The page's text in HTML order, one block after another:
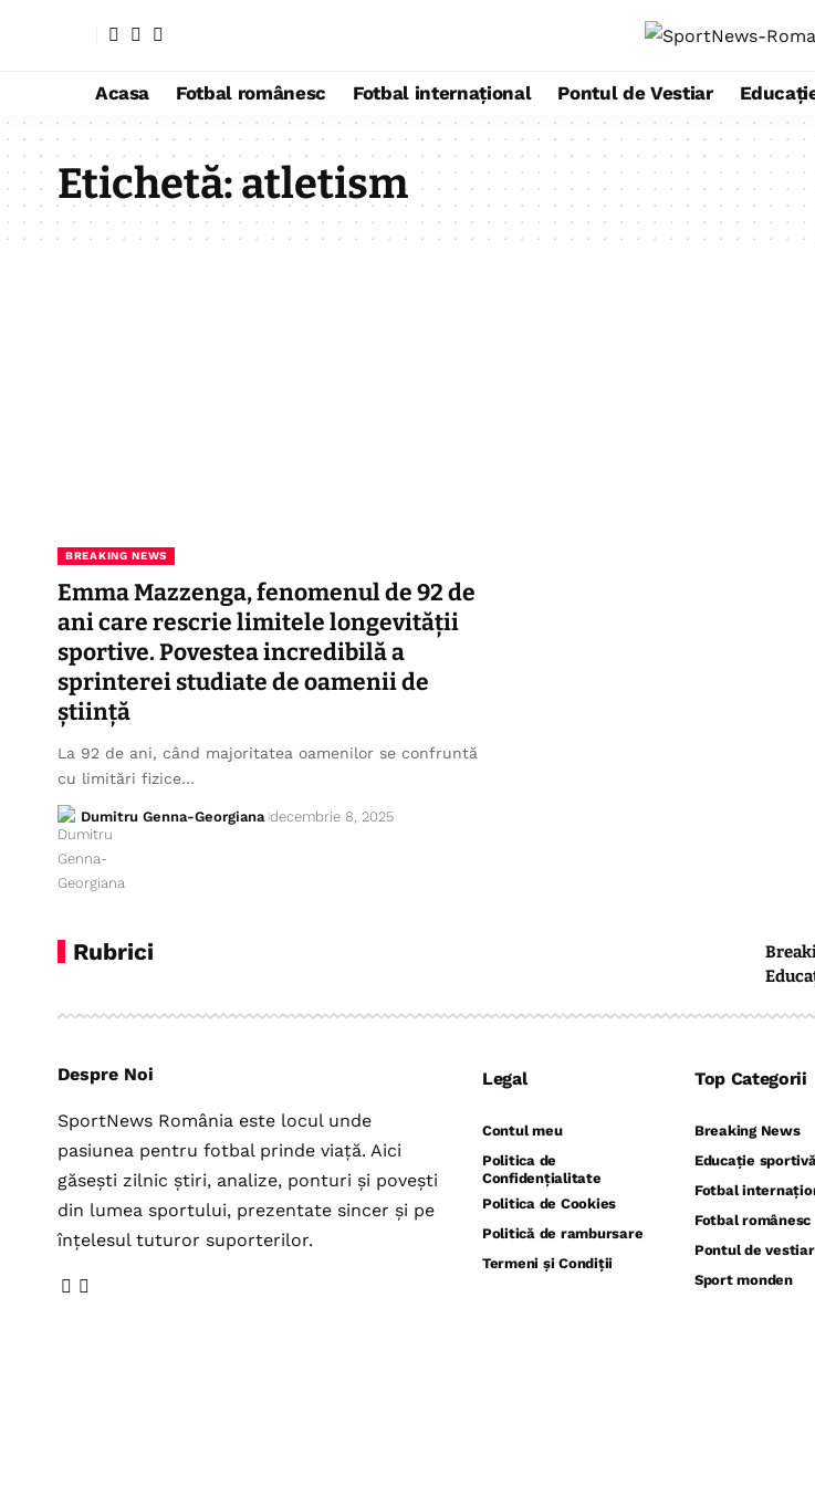
Acasa Fotbal românesc Fotbal internațional Pontul de Vestiar
Etichetă:atletism
BREAKING NEWS
Emma Mazzenga, fenomenul de 92 de
ani care rescrie limitele longevității
sportive. Povestea incredibilă a
sprinterei studiate de oamenii de
știință
La 92 de ani, când majoritatea oamenilor se confruntă
cu limitări fizice…
Dumitru Genna-Georgiana decembrie 8, 2025
Rubrici
Despre Noi
SportNews România este locul unde
pasiunea pentru fotbal prinde viață. Aici
găsești zilnic știri, analize, ponturi și povești
din lumea sportului, prezentate sincer și pe
înțelesul tuturor suporterilor.
Legal
Contul meu
Politica de
Confidențialitate
Politica de Cookies
Politică de rambursare
Termeni și Condiții
Top Categorii
Breaking News
Educație
Fotbal
Fotbal românesc
Pontul de vestiar
Sport monden